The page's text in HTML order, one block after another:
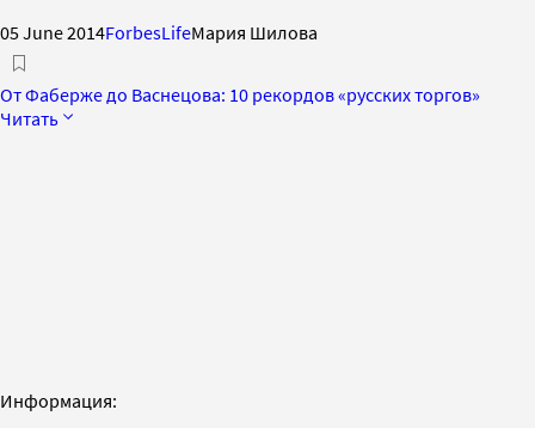
05 June 2014ForbesLifeМария Шилова
От Фаберже до Васнецова: 10 рекордов «русских торгов»
Читать
Информация: